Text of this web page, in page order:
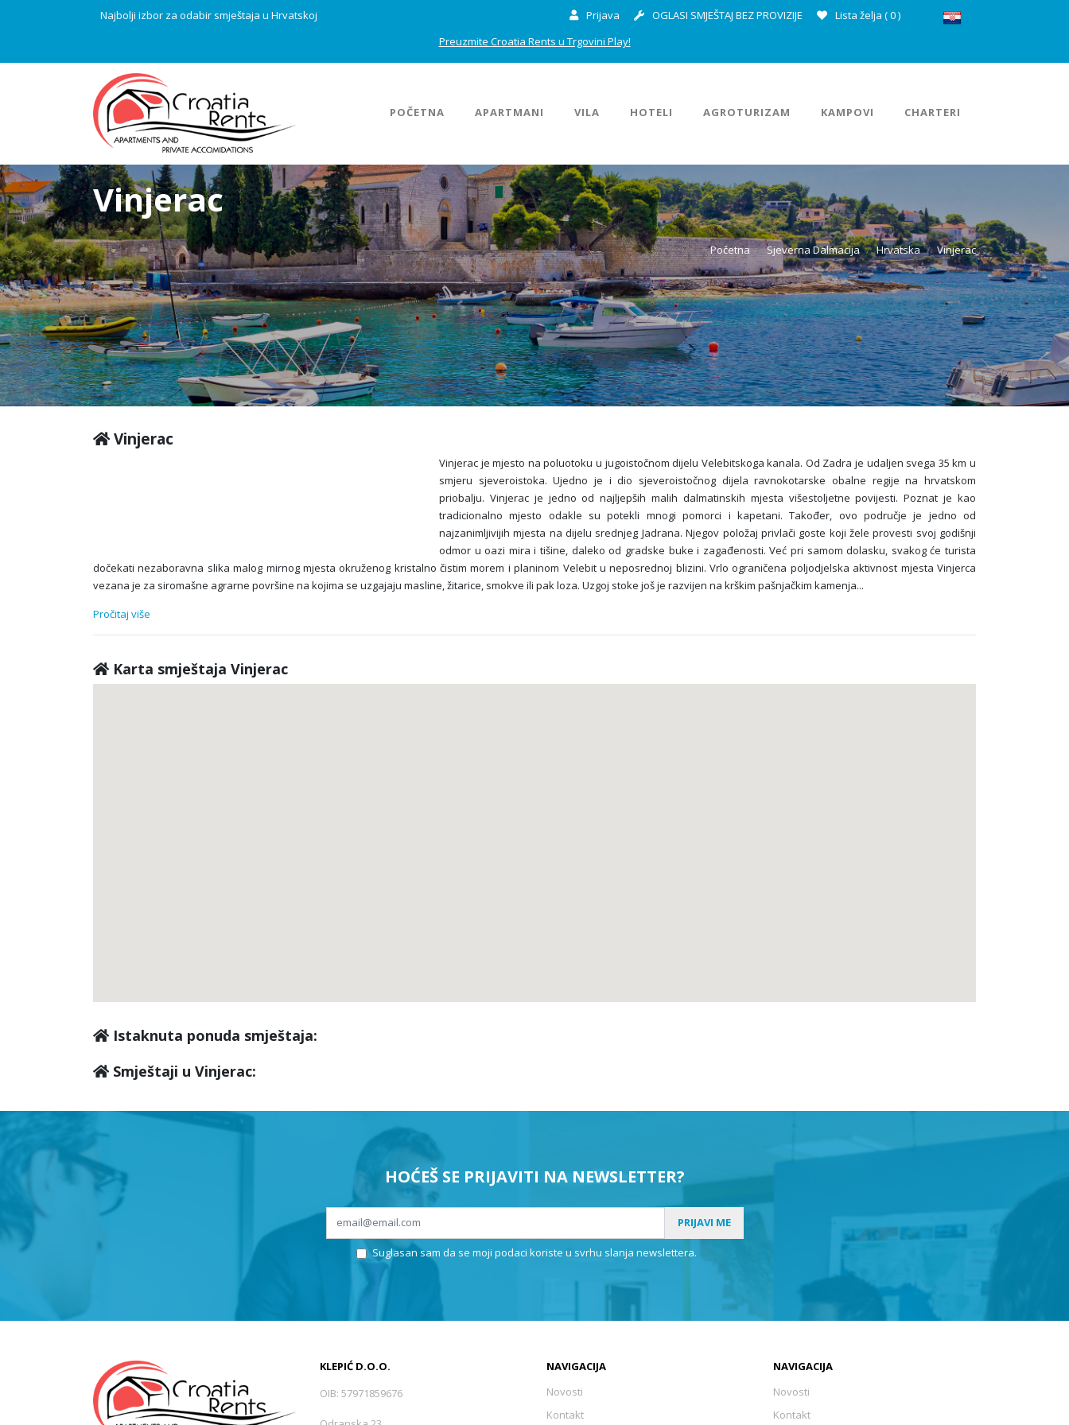
Najbolji izbor za odabir smještaja u Hrvatskoj Prijava OGLASI SMJEŠTAJ BEZ PROVIZIJE Lista želja (0)
Preuzmite Croatia Rents u Trgovini Play!
POČETNA APARTMANI VILA HOTELI AGROTURIZAM KAMPOVI CHARTERI
Vinjerac
Početna Sjeverna Dalmacija Hrvatska Vinjerac
Vinjerac
Vinjerac je mjesto na poluotoku u jugoistočnom dijelu Velebitskoga kanala. Od Zadra je udaljen svega 35 km u
smjeru sjeveroistoka. Ujedno je i dio sjeveroistočnog dijela ravnokotarske obalne regije na hrvatskom
priobalju. Vinjerac je jedno od najljepših malih dalmatinskih mjesta višestoljetne povijesti. Poznat je kao
tradicionalno mjesto odakle su potekli mnogi pomorci i kapetani. Također, ovo područje je jedno od
najzanimljivijih mjesta na dijelu srednjeg Jadrana. Njegov položaj privlači goste koji žele provesti svoj godišnji
odmor u oazi mira i tišine, daleko od gradske buke i zagađenosti. Već pri samom dolasku, svakog će turista
dočekati nezaboravna slika malog mirnog mjesta okruženog kristalno čistim morem i planinom Velebit u neposrednoj blizini. Vrlo ograničena poljodjelska aktivnost mjesta Vinjerca
vezana je za siromašne agrarne površine na kojima se uzgajaju masline, žitarice, smokve ili pak loza. Uzgoj stoke još je razvijen na krškim pašnjačkim kamenja...
Pročitaj više
Karta smještaja Vinjerac
Istaknuta ponuda smještaja:
Smještaji u Vinjerac:
HOĆEŠ SE PRIJAVITI NA NEWSLETTER?
PRIJAVI ME
Suglasan sam da se moji podaci koriste u svrhu slanja newslettera.
KLEPIĆ D.O.O.
OIB: 57971859676
NAVIGACIJA
Novosti
Kontakt
NAVIGACIJA
Novosti
Kontakt